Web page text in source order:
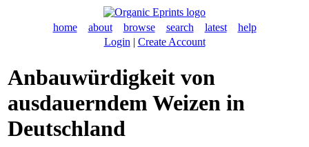
home about browse search latest
help
Login | Create Account
Anbauwürdigkeit von
ausdauerndem Weizen in
Deutschland